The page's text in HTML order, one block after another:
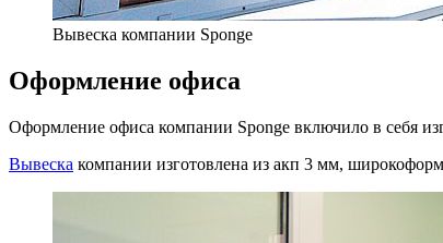
Вывеска компании Sponge
Оформление офиса
Оформление офиса компании Sponge включило в себя
Вывеска компании изготовлена из акп 3 мм,